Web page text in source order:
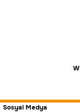
Sosyal Medya